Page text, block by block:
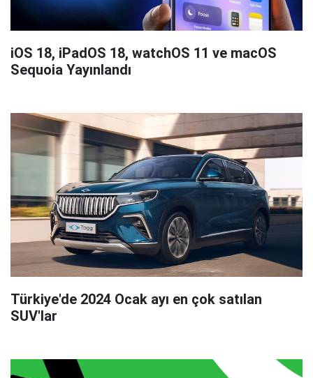
iOS 18, iPadOS 18, watchOS 11 ve macOS
Sequoia Yayınlandı
Türkiye'de 2024 Ocak ayı en çok satılan
SUV'lar